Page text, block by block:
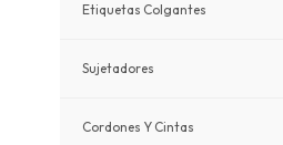
Etiquetas Colgantes
Sujetadores
Cordones Y Cintas